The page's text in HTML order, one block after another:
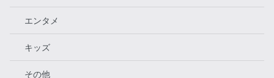
エンタメ
キッズ
その他